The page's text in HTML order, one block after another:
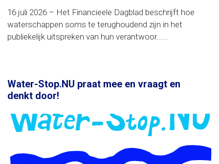
16 juli 2026 – Het Financieele Dagblad beschrijft hoe
waterschappen soms te terughoudend zijn in het
publiekelijk uitspreken van hun verantwoor......
Water-Stop.NU praat mee en vraagt en
denkt door!